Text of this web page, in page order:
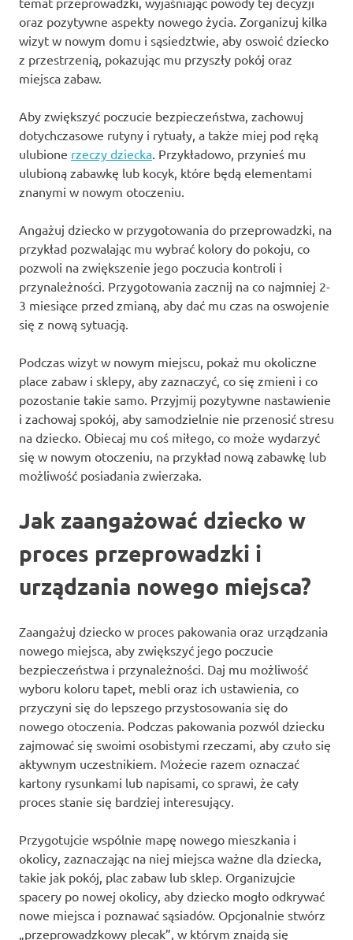
oraz pozytywne aspekty nowego życia. Zorganizuj kilka
wizyt w nowym domu i sąsiedztwie, aby oswoić dziecko
z przestrzenią, pokazując mu przyszły pokój oraz
miejsca zabaw.
Aby zwiększyć poczucie bezpieczeństwa, zachowuj
dotychczasowe rutyny i rytuały, a także miej pod ręką
ulubione rzeczy dziecka . Przykładowo, przynieś mu
ulubioną zabawkę lub kocyk, które będą elementami
znanymi w nowym otoczeniu.
Angażuj dziecko w przygotowania do przeprowadzki, na
przykład pozwalając mu wybrać kolory do pokoju, co
pozwoli na zwiększenie jego poczucia kontroli i
przynależności. Przygotowania zacznij na co najmniej 2-
3 miesiące przed zmianą, aby dać mu czas na oswojenie
się z nową sytuacją.
Podczas wizyt w nowym miejscu, pokaż mu okoliczne
place zabaw i sklepy, aby zaznaczyć, co się zmieni i co
pozostanie takie samo. Przyjmij pozytywne nastawienie
i zachowaj spokój, aby samodzielnie nie przenosić stresu
na dziecko. Obiecaj mu coś miłego, co może wydarzyć
się w nowym otoczeniu, na przykład nową zabawkę lub
możliwość posiadania zwierzaka.
Jak zaangażować dziecko w
proces przeprowadzki i
urządzania nowego miejsca?
Zaangażuj dziecko w proces pakowania oraz urządzania
nowego miejsca, aby zwiększyć jego poczucie
bezpieczeństwa i przynależności. Daj mu możliwość
wyboru koloru tapet, mebli oraz ich ustawienia, co
przyczyni się do lepszego przystosowania się do
nowego otoczenia. Podczas pakowania pozwól dziecku
zajmować się swoimi osobistymi rzeczami, aby czuło się
aktywnym uczestnikiem. Możecie razem oznaczać
kartony rysunkami lub napisami, co sprawi, że cały
proces stanie się bardziej interesujący.
Przygotujcie wspólnie mapę nowego mieszkania i
okolicy, zaznaczając na niej miejsca ważne dla dziecka,
takie jak pokój, plac zabaw lub sklep. Organizujcie
spacery po nowej okolicy, aby dziecko mogło odkrywać
nowe miejsca i poznawać sąsiadów. Opcjonalnie stwórz
„przeprowadzkowy plecak”, w którym znajdą się